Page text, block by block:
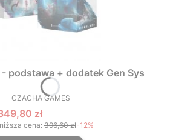
- podstawa + dodatek Gen Sys
PRODUCENT
CZACHA GAMES
promocyjna
zł
cena:396,60 zł-12%